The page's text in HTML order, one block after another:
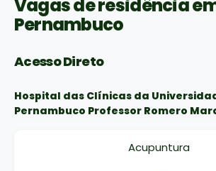
Vagas de residência
Pernambuco
Acesso Direto
Hospital das Clínicas da
Pernambuco Professor Romero
Acupuntura